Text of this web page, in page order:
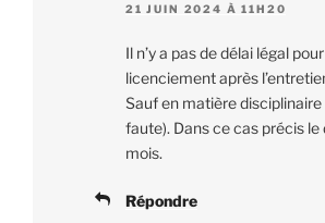
21 JUIN 2024 À 11H20
Il n’y a pas de délai légal
licenciement après
Sauf en matière disciplinaire
faute). Dans ce cas précis le
mois.
Répondre